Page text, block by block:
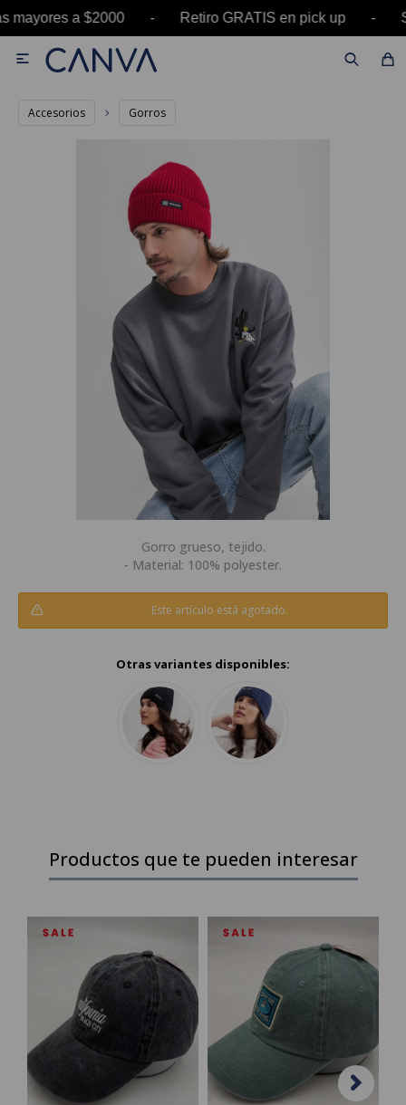
mayores a $2000 - Retiro GRATIS en pick up -

Accesorios Gorros
Gorro grueso, tejido.
- Material: 100% polyester.
Este artículo está agotado.
Otras variantes disponibles:
Productos que te pueden interesar